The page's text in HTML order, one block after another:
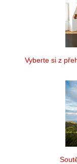
Vyberte si z